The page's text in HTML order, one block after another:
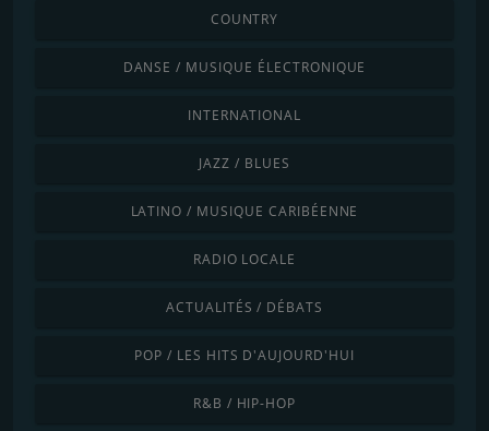
COUNTRY
DANSE / MUSIQUE ÉLECTRONIQUE
INTERNATIONAL
JAZZ / BLUES
LATINO / MUSIQUE CARIBÉENNE
RADIO LOCALE
ACTUALITÉS / DÉBATS
POP / LES HITS D'AUJOURD'HUI
R&B / HIP-HOP